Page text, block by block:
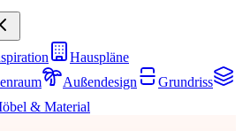
Hauspläne
Außendesign
Grundriss
& Material